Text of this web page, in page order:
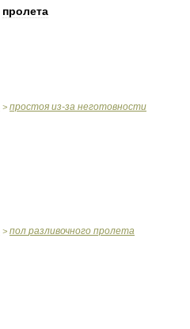
пролета
> простоя из-за неготовности
> пол разливочного пролета